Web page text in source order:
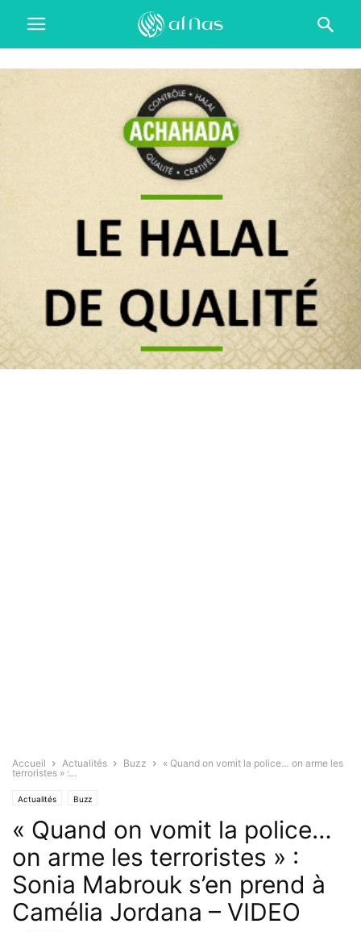
Accueil Actualités Buzz
« Quand on vomit la police… on arme les
terroristes » :...
Actualités Buzz
« Quand on vomit la police…
on arme les terroristes » :
Sonia Mabrouk s’en prend à
Camélia Jordana – VIDEO